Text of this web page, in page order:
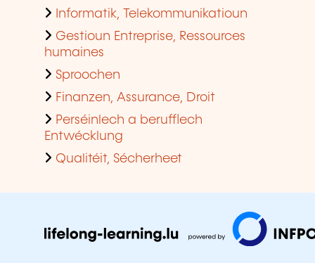
Informatik, Telekommunikatioun
Gestioun Entreprise, Ressources
humaines
Sproochen
Finanzen, Assurance, Droit
Perséinlech a berufflech
Entwécklung
Qualitéit, Sécherheet